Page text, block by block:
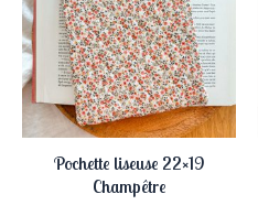
Pochette liseuse 22×19
Champêtre